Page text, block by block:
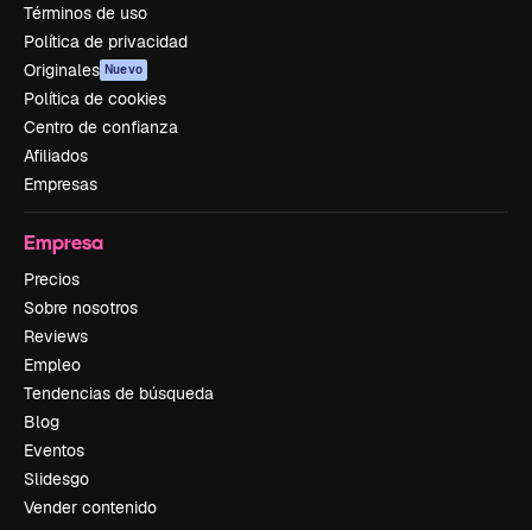
Términos de uso
Política de privacidad
Originales Nuevo
Política de cookies
Centro de confianza
Afiliados
Empresas
Empresa
Precios
Sobre nosotros
Reviews
Empleo
Tendencias de búsqueda
Blog
Eventos
Slidesgo
Vender contenido